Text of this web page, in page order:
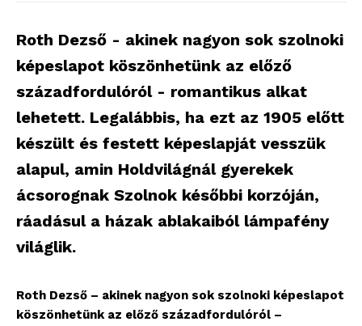
Roth Dezső - akinek nagyon sok szolnoki
képeslapot köszönhetünk az előző
századfordulóról - romantikus alkat
lehetett. Legalábbis, ha ezt az 1905 előtt
készült és festett képeslapját vesszük
alapul, amin Holdvilágnál gyerekek
ácsorognak Szolnok későbbi korzóján,
ráadásul a házak ablakaiból lámpafény
világlik.
Roth Dezső – akinek nagyon sok szolnoki képeslapot
köszönhetünk az előző századfordulóról –